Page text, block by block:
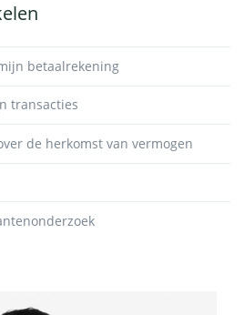
betaalrekening
transacties
de herkomst van vermogen